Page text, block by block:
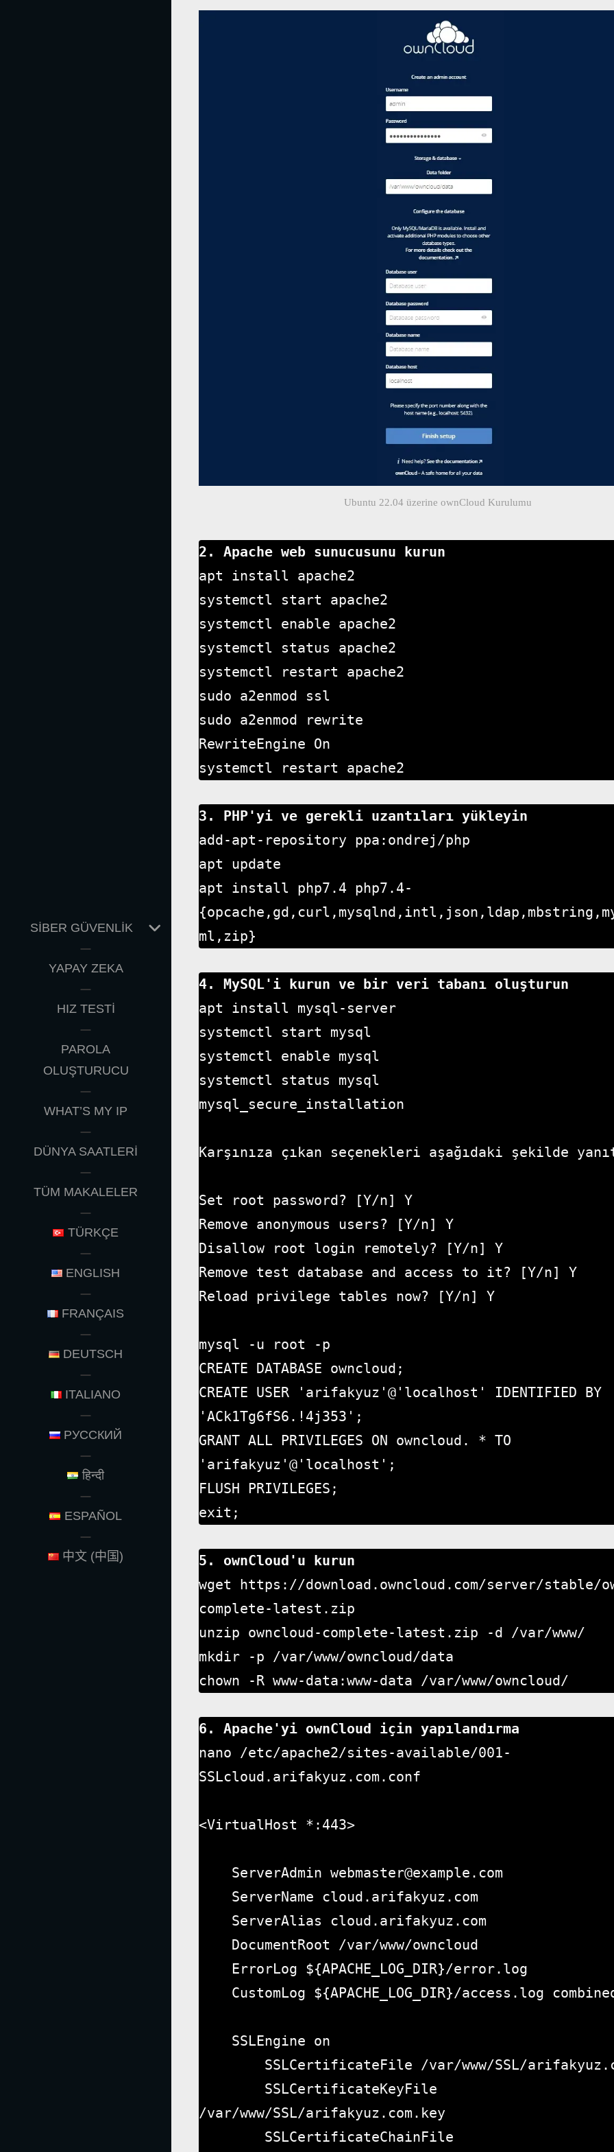
SİBER GÜVENLİK
EXPAND
YAPAY ZEKA
HIZ TESTİ
PAROLA
OLUŞTURUCU
WHAT’S MY IP
DÜNYA SAATLERİ
TÜM MAKALELER
TÜRKÇE
ENGLISH
FRANÇAIS
DEUTSCH
ITALIANO
РУССКИЙ
हिन्दी
ESPAÑOL
中文 (中国)
Ubuntu 22.04 üzerine ownCloud Kurulumu
apt install apache2
systemctl start apache2
systemctl enable apache2
systemctl status apache2
systemctl restart apache2
sudo a2enmod ssl
sudo a2enmod rewrite
RewriteEngine On
systemctl restart apache2
3. PHP'yi ve gerekli uzantıları yükleyin
add-apt-repository ppa:ondrej/php
apt update
apt install php7.4 php7.4-
ml,zip}
4. MySQL'i kurun ve bir veri tabanı oluşturun
apt install mysql-server
systemctl start mysql
systemctl enable mysql
systemctl status mysql
mysql_secure_installation
Karşınıza çıkan seçenekleri aşağıdaki şekilde
Set root password? [Y/n] Y
Remove anonymous users? [Y/n] Y
Disallow root login remotely? [Y/n] Y
Remove test database and access to it? [Y/n] Y
Reload privilege tables now? [Y/n] Y
mysql -u root -p
CREATE DATABASE owncloud;
CREATE USER 'arifakyuz'@'localhost' IDENTIFIED BY
'ACk1Tg6fS6.!4j353';
GRANT ALL PRIVILEGES ON owncloud. * TO
'arifakyuz'@'localhost';
FLUSH PRIVILEGES;
exit;
5. ownCloud'u kurun
wget https://download.owncloud.com/server/stable/
complete-latest.zip
unzip owncloud-complete-latest.zip -d /var/www/
mkdir -p /var/www/owncloud/data
chown -R www-data:www-data /var/www/owncloud/
6. Apache'yi ownCloud için yapılandırma
nano /etc/apache2/sites-available/001-
SSLcloud.arifakyuz.com.conf
<VirtualHost *:443>
/var/www/SSL/arifakyuz.com.key